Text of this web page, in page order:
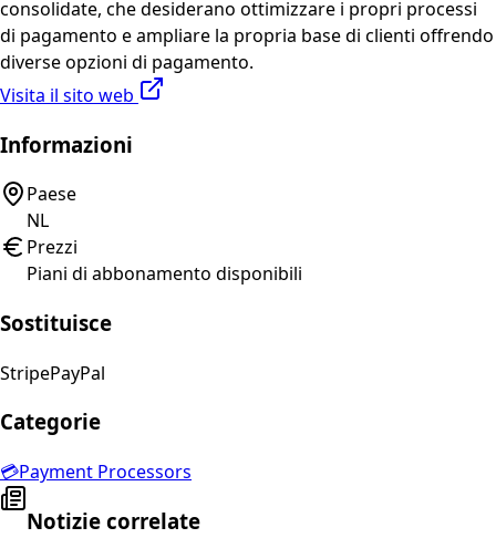
consolidate, che desiderano ottimizzare i propri processi
di pagamento e ampliare la propria base di clienti offrendo
diverse opzioni di pagamento.
Visita il sito web
Informazioni
Paese
NL
Prezzi
Piani di abbonamento disponibili
Sostituisce
StripePayPal
Categorie
💳Payment Processors
Notizie correlate